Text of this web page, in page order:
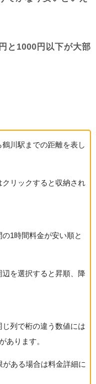
と1000円以下が大部
川駅までの距離を表し
リックすると収納され
1時間料金が安い順と
を選択すると昇順、降
列で桁の違う数値には
あります。
ある場合は料金詳細に